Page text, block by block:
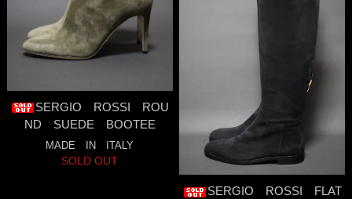
SERGIO ROSSI ROU
ND SUEDE BOOTEE
MADE IN ITALY
SOLD OUT
SERGIO ROSSI FLAT